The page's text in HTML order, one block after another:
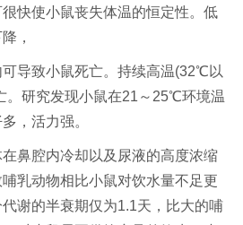
快使小鼠丧失体温的恒定性。低
，
导致小鼠死亡。持续高温(32℃以
。研究发现小鼠在21～25℃环境温
，活力强。
鼻腔内冷却以及尿液的高度浓缩
乳动物相比小鼠对饮水量不足更
谢的半衰期仅为1.1天，比大的哺